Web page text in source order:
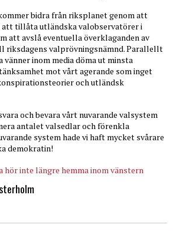
bidra från riksplanet genom att
att tillåta utländska valobservatörer i
att avslå eventuella överklaganden av
riksdagens valprövningsnämnd. Parallellt
vänner inom media döma ut minsta
mot vårt agerande som inget
och utländsk
och bevara vårt nuvarande valsystem
antalet valsedlar och förenkla
system hade vi haft mycket svårare
demokratin!
hör inte längre hemma inom vänstern